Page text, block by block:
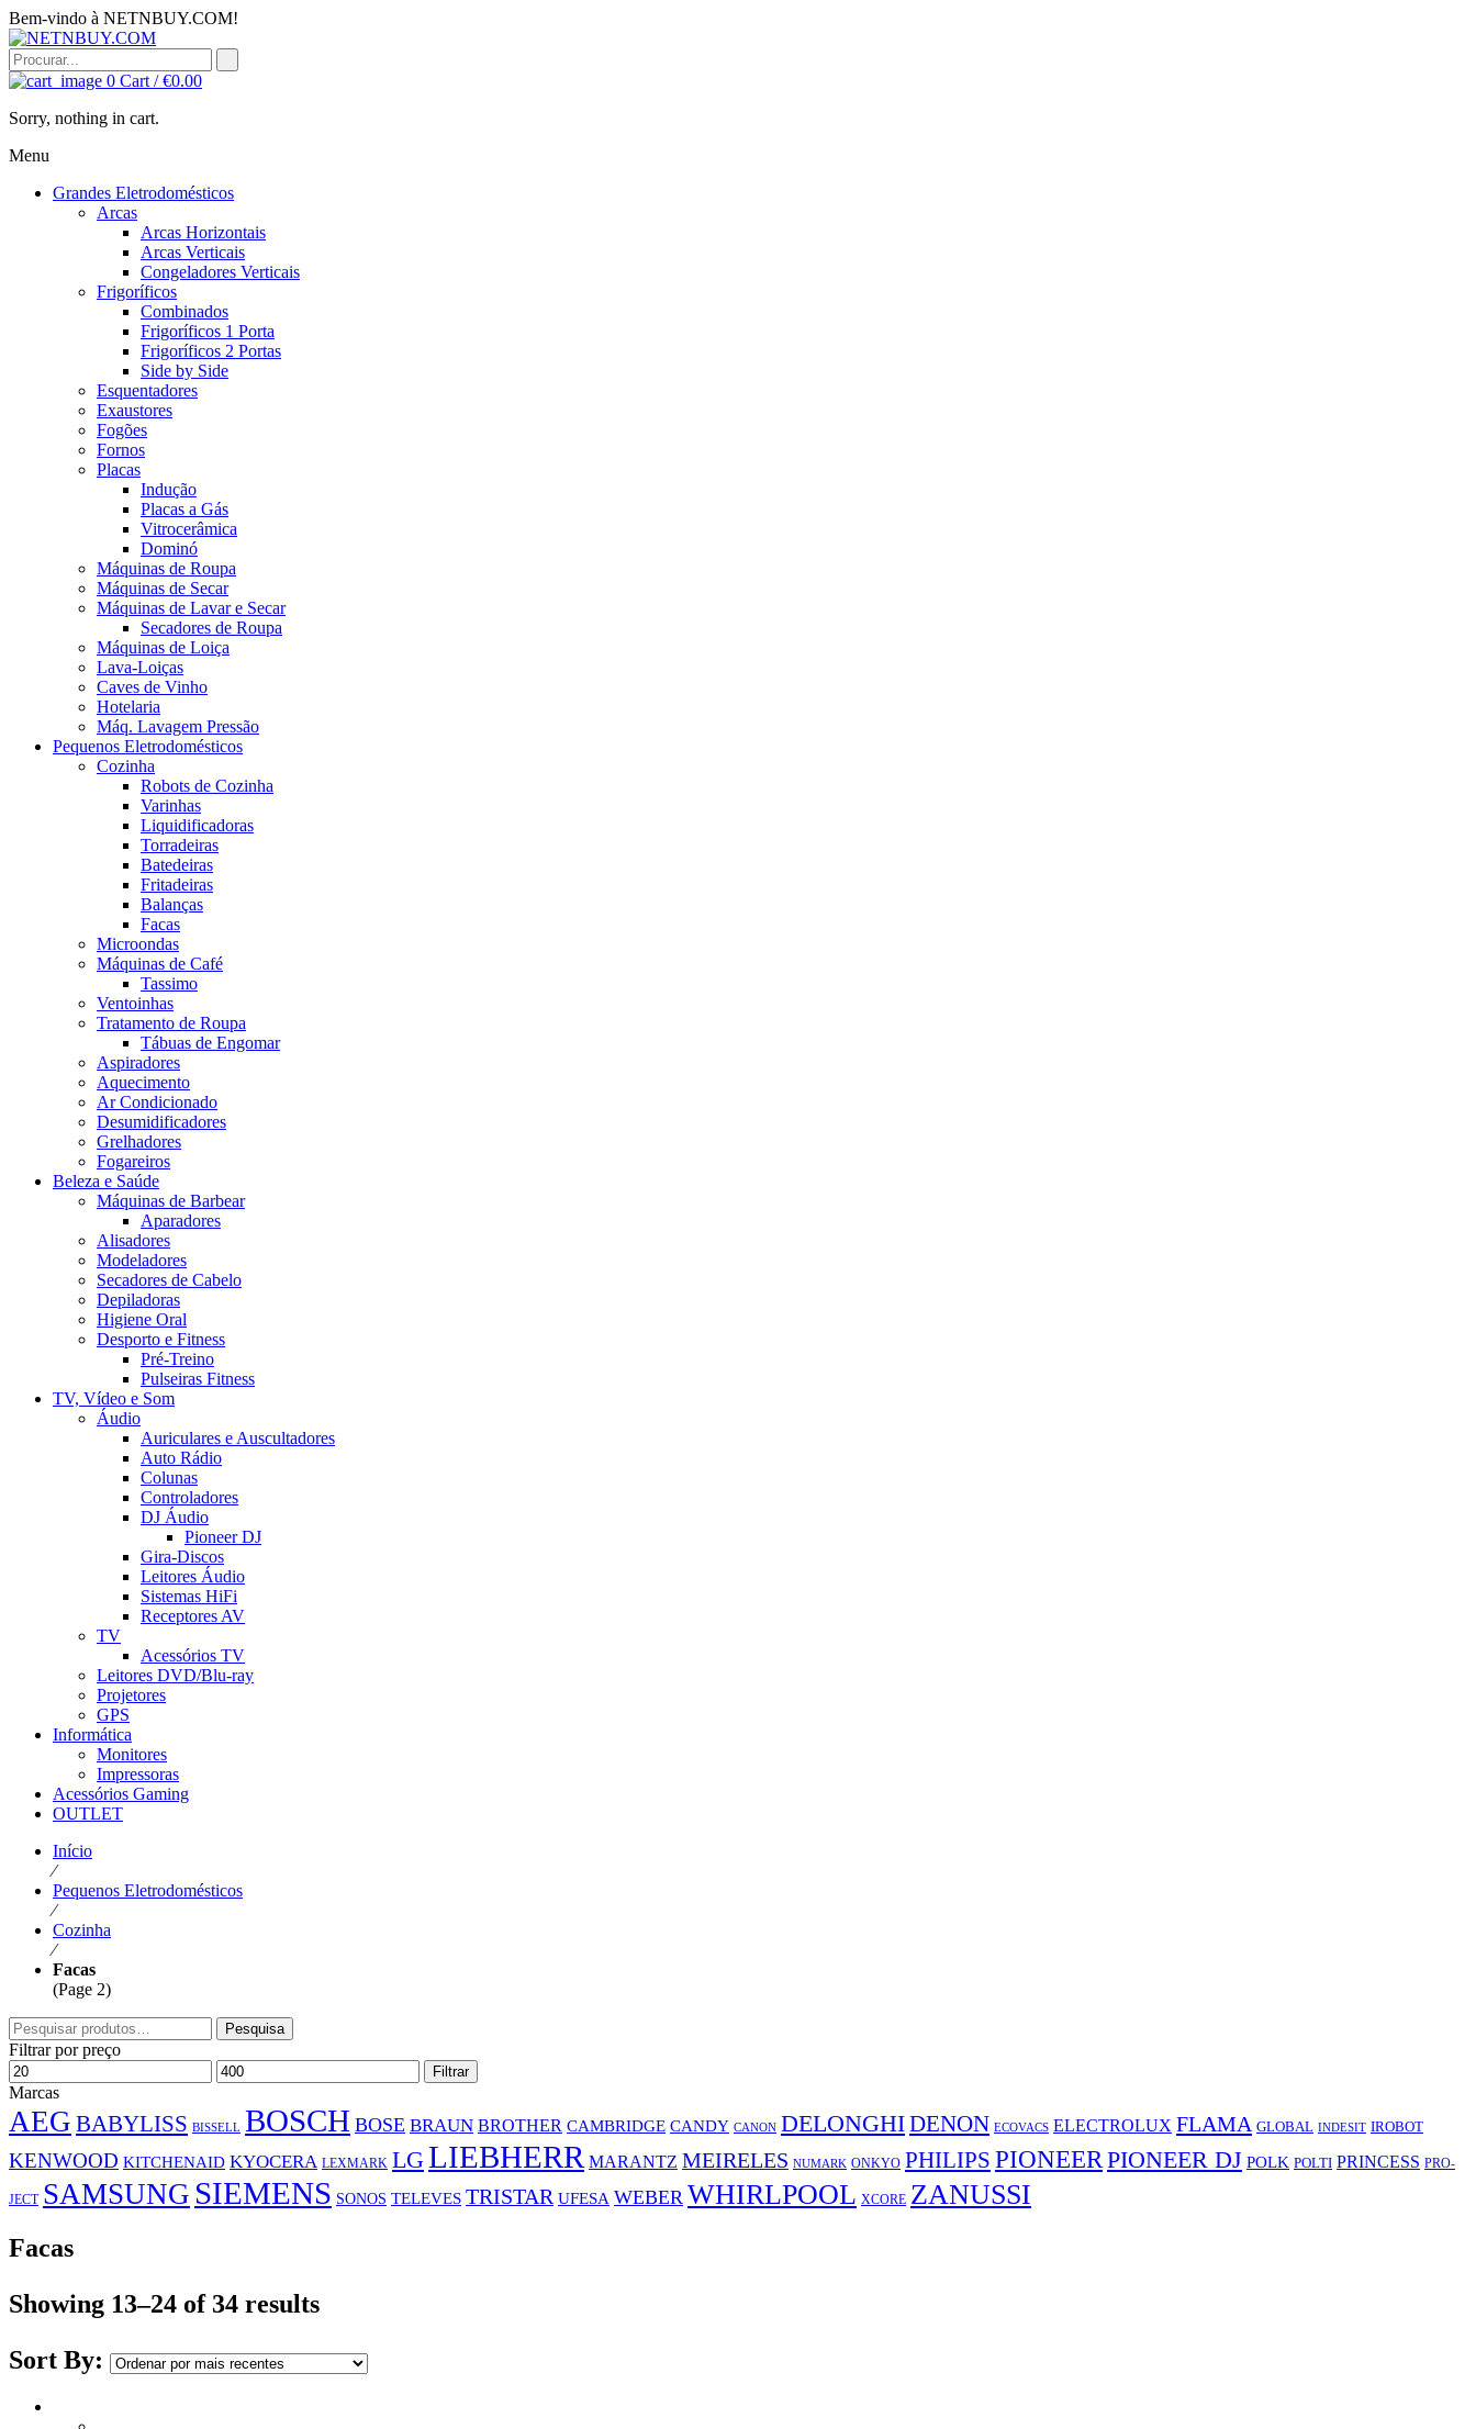
Bem-vindo à NETNBUY.COM!
0 Cart /€0.00
Sorry, nothing in cart.
Menu
Grandes Eletrodomésticos
Arcas
Arcas Horizontais
Arcas Verticais
Congeladores Verticais
Frigoríficos
Combinados
Frigoríficos 1 Porta
Frigoríficos 2 Portas
Side by Side
Esquentadores
Exaustores
Fogões
Fornos
Placas
Indução
Placas a Gás
Vitrocerâmica
Dominó
Máquinas de Roupa
Máquinas de Secar
Máquinas de Lavar e Secar
Secadores de Roupa
Máquinas de Loiça
Lava-Loiças
Caves de Vinho
Hotelaria
Máq. Lavagem Pressão
Pequenos Eletrodomésticos
Cozinha
Robots de Cozinha
Varinhas
Liquidificadoras
Torradeiras
Batedeiras
Fritadeiras
Balanças
Facas
Microondas
Máquinas de Café
Tassimo
Ventoinhas
Tratamento de Roupa
Tábuas de Engomar
Aspiradores
Aquecimento
Ar Condicionado
Desumidificadores
Grelhadores
Fogareiros
Beleza e Saúde
Máquinas de Barbear
Aparadores
Alisadores
Modeladores
Secadores de Cabelo
Depiladoras
Higiene Oral
Desporto e Fitness
Pré-Treino
Pulseiras Fitness
TV, Vídeo e Som
Áudio
Auriculares e Auscultadores
Auto Rádio
Colunas
Controladores
DJ Áudio
Pioneer DJ
Gira-Discos
Leitores Áudio
Sistemas HiFi
Receptores AV
TV
Acessórios TV
Leitores DVD/Blu-ray
Projetores
GPS
Informática
Monitores
Impressoras
Acessórios Gaming
OUTLET
Início
⁄
Pequenos Eletrodomésticos
⁄
Cozinha
⁄
Facas
(Page 2)
Pesquisar
por:
Pesquisa
Filtrar por preço
Preço
mínimo
Preço
máximo
Filtrar
Marcas
AEG BABYLISS BISSELL BOSCH BOSE BRAUN BROTHER CAMBRIDGE CANDY CANON DELONGHIDENON ECOVACS ELECTROLUX FLAMA GLOBAL INDESIT IROBOT
KENWOOD KITCHENAID KYOCERA LEXMARK LGLIEBHERR MARANTZ MEIRELES NUMARK ONKYO PHILIPS PIONEERPIONEER DJ POLK POLTI PRINCESS PRO-
JECT SAMSUNG SIEMENS SONOS TELEVES TRISTAR UFESA WEBER WHIRLPOOL XCORE ZANUSSI
Facas
Showing 13–24 of 34 results
Sort By: